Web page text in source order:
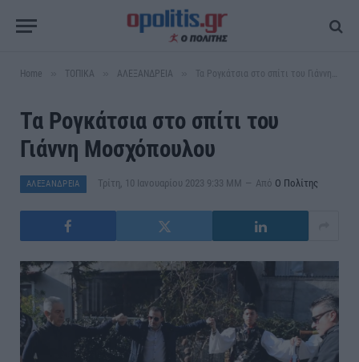
Home ΤΟΠΙΚΑ ΑΛΕΞΑΝΔΡΕΙΑ Τα Ρογκάτσια στο σπίτι του Γιάννη Μοσχόπουλου
Τα Ρογκάτσια στο σπίτι του
Γιάννη Μοσχόπουλου
ΑΛΕΞΑΝΔΡΕΙΑ Τρίτη, 10 Ιανουαρίου 2023 9:33 ΜΜ Από Ο Πολίτης